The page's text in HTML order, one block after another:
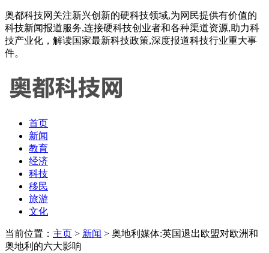
奥都科技网关注新兴创新的硬科技领域,为网民提供有价值的
科技新闻报道服务,连接硬科技创业者和各种渠道资源,助力科
技产业化，解读国家最新科技政策,深度报道科技行业重大事
件。
首页
新闻
教育
经济
科技
移民
旅游
文化
当前位置： 主页 > 新闻 > 奥地利媒体:英国退出欧盟对欧洲和
奥地利的六大影响